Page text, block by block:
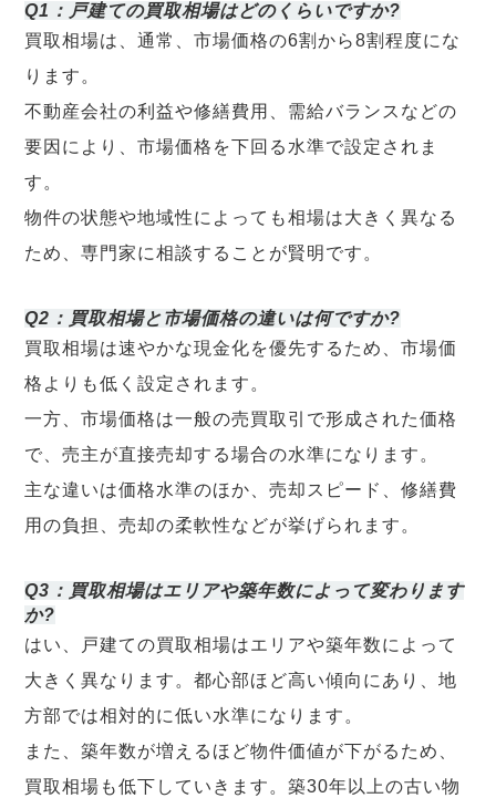
Q1：戸建ての買取相場はどのくらいですか?
買取相場は、通常、市場価格の6割から8割程度にな
ります。
不動産会社の利益や修繕費用、需給バランスなどの
要因により、市場価格を下回る水準で設定されま
す。
物件の状態や地域性によっても相場は大きく異なる
ため、専門家に相談することが賢明です。
Q2：買取相場と市場価格の違いは何ですか?
買取相場は速やかな現金化を優先するため、市場価
格よりも低く設定されます。
一方、市場価格は一般の売買取引で形成された価格
で、売主が直接売却する場合の水準になります。
主な違いは価格水準のほか、売却スピード、修繕費
用の負担、売却の柔軟性などが挙げられます。
Q3：買取相場はエリアや築年数によって変わります
か?
はい、戸建ての買取相場はエリアや築年数によって
大きく異なります。都心部ほど高い傾向にあり、地
方部では相対的に低い水準になります。
また、築年数が増えるほど物件価値が下がるため、
買取相場も低下していきます。築30年以上の古い物